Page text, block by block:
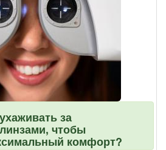
за
чтобы
комфорт?